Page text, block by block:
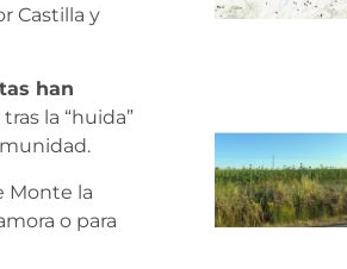
Castilla y
han
tras la “huida”
Monte la
o para